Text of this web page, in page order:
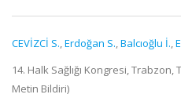
CEVİZCİ S.,Erdoğan S.,Balcıoğlu İ.,
14. Halk Sağlığı Kongresi, Trabzon,
Metin Bildiri)